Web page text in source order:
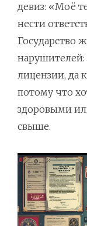
девиз: «Моё
нести
Государство
нарушителей:
лицензии, да
потому что
здоровыми
свыше.